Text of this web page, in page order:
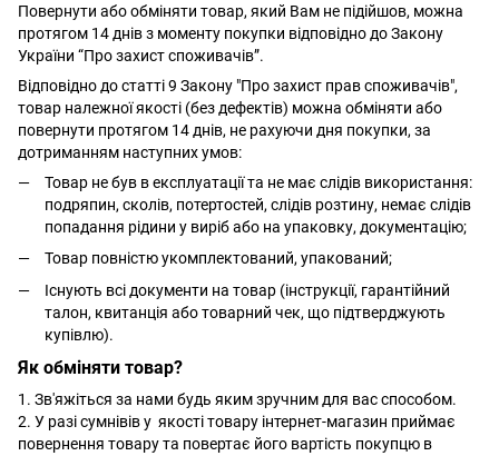
Повернути або обміняти товар, який Вам не підійшов, можна
протягом 14 днів з моменту покупки відповідно до Закону
України “Про захист споживачів”.
Відповідно до статті 9 Закону "Про захист прав споживачів",
товар належної якості (без дефектів) можна обміняти або
повернути протягом 14 днів, не рахуючи дня покупки, за
дотриманням наступних умов:
Товар не був в експлуатації та не має слідів використання:
подряпин, сколів, потертостей, слідів розтину, немає слідів
попадання рідини у виріб або на упаковку, документацію;
Товар повністю укомплектований, упакований;
Існують всі документи на товар (інструкції, гарантійний
талон, квитанція або товарний чек, що підтверджують
купівлю).
Як обміняти товар?
1. Зв'яжіться за нами будь яким зручним для вас способом.
2. У разі сумнівів у якості товару інтернет-магазин приймає
повернення товару та повертає його вартість покупцю в